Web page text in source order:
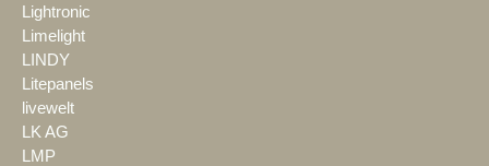
Lightronic
Limelight
LINDY
Litepanels
livewelt
LK AG
LMP